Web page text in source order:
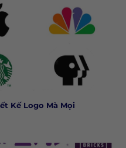
Kế Logo Mà Mọi